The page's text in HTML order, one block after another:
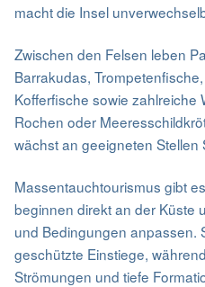
macht die Insel
Zwischen den Felsen leben
Barrakudas,
Kofferfische sowie zahlreiche
Rochen oder
wächst an geeigneten Stellen
Massentauchtourismus gibt
beginnen direkt an der Küste
und Bedingungen anpassen.
geschützte Einstiege,
Strömungen und tiefe